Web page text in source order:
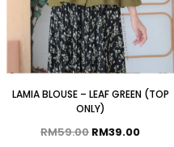
LAMIA BLOUSE – LEAF GREEN (TOP
ONLY)
RM59.00 RM39.00